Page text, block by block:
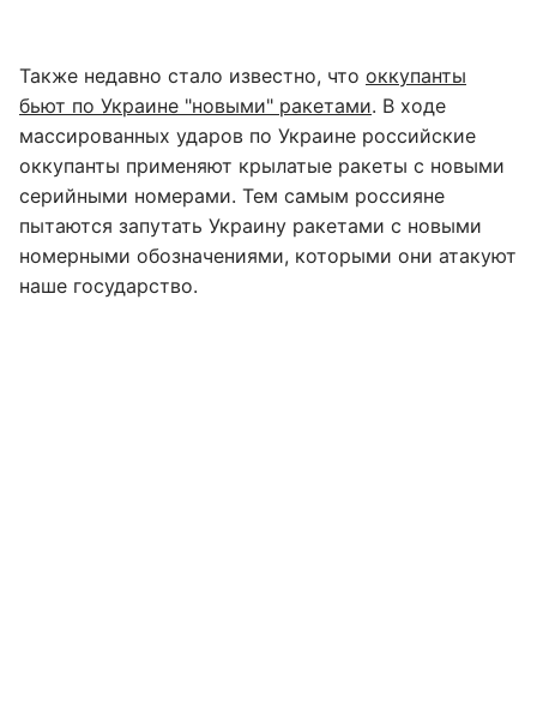
Также недавно стало известно, что оккупанты
бьют по Украине "новыми" ракетами. В ходе
массированных ударов по Украине российские
оккупанты применяют крылатые ракеты с новыми
серийными номерами. Тем самым россияне
пытаются запутать Украину ракетами с новыми
номерными обозначениями, которыми они атакуют
наше государство.